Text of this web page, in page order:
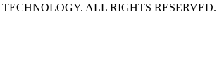
ALL RIGHTS RESERVED.